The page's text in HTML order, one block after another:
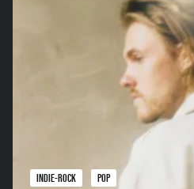
INDIE-ROCK POP